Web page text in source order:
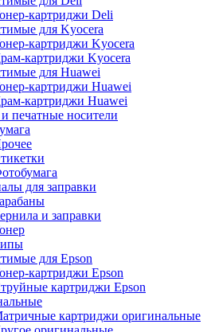
картриджи Deli
для Kyocera
картриджи Kyocera
картриджи Kyocera
для Huawei
картриджи Huawei
картриджи Huawei
печатные носители
для заправки
и заправки
для Epson
картриджи Epson
картриджи Epson
картриджи оригинальные